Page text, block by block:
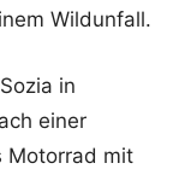
Wildunfall.
in
einer
Motorrad mit